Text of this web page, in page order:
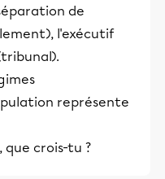
de
l'exécutif
représente
que crois-tu ?